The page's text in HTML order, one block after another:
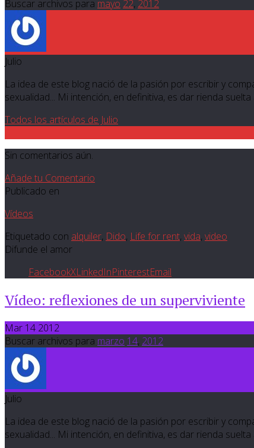
Buscar archivos para mayo 22, 2012
Julio
La idea de este blog nació de la pasión por escribir y
sexualidad... Mi intención, en definitiva, es dar rienda
Todos los artículos de Julio
Sin comentarios aún.
Añade tu Comentario
Publicado en
Vídeos
Etiquetado con alquiler, Dido, Life for rent, vida, video
Difunde el amor
FacebookXLinkedInPinterestEmail
Vídeo: reflexiones de un superviviente
Mar 14 2012
Buscar archivos para marzo 14, 2012
Julio
La idea de este blog nació de la pasión por escribir y
sexualidad... Mi intención, en definitiva, es dar rienda